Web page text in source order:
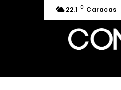
22.1 C Caracas